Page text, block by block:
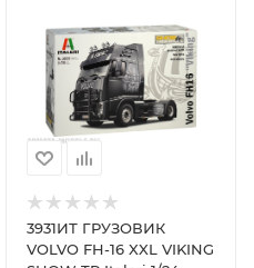
3931ИТ ГРУЗОВИК
VOLVO FH-16 XXL VIKING